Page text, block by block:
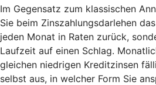
Im Gegensatz zum klassischen
Sie beim Zinszahlungsdarlehen
jeden Monat in Raten zurück,
Laufzeit auf einen Schlag.
gleichen niedrigen Kreditzinsen
selbst aus, in welcher Form Sie